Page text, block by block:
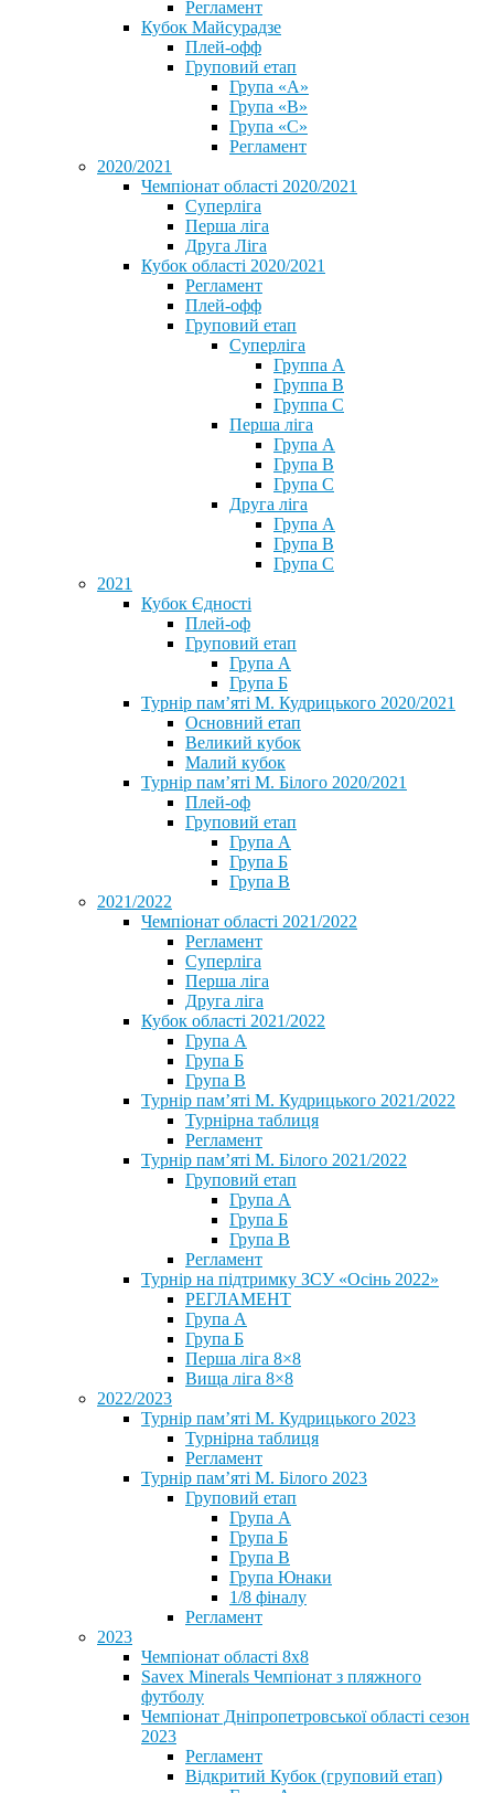
Регламент
Кубок Майсурадзе
Плей-офф
Груповий етап
Група «А»
Група «B»
Група «C»
Регламент
2020/2021
Чемпіонат області 2020/2021
Суперліга
Перша ліга
Друга Ліга
Кубок області 2020/2021
Регламент
Плей-офф
Груповий етап
Суперліга
Группа A
Группа B
Группа C
Перша ліга
Група A
Група B
Група C
Друга ліга
Група A
Група B
Група C
2021
Кубок Єдності
Плей-оф
Груповий етап
Група А
Група Б
Турнір пам’яті М. Кудрицького 2020/2021
Основний етап
Великий кубок
Малий кубок
Турнір пам’яті М. Білого 2020/2021
Плей-оф
Груповий етап
Група А
Група Б
Група В
2021/2022
Чемпіонат області 2021/2022
Регламент
Суперліга
Перша ліга
Друга ліга
Кубок області 2021/2022
Група А
Група Б
Група В
Турнір пам’яті М. Кудрицького 2021/2022
Турнірна таблиця
Регламент
Турнір пам’яті М. Білого 2021/2022
Груповий етап
Група А
Група Б
Група В
Регламент
Турнір на підтримку ЗСУ «Осінь 2022»
РЕГЛАМЕНТ
Група А
Група Б
Перша ліга 8×8
Вища ліга 8×8
2022/2023
Турнір пам’яті М. Кудрицького 2023
Турнірна таблиця
Регламент
Турнір пам’яті М. Білого 2023
Груповий етап
Група А
Група Б
Група В
Група Юнаки
1/8 фіналу
Регламент
2023
Чемпіонат області 8х8
Savex Minerals Чемпіонат з пляжного
футболу
Чемпіонат Дніпропетровської області сезон
2023
Регламент
Відкритий Кубок (груповий етап)